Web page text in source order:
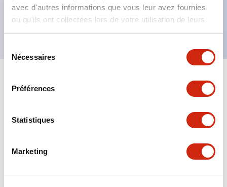
avec d'autres informations que vous leur avez fournies
ou qu'ils ont collectées lors de votre utilisation de leurs
services.
Nécessaires
Préférences
Statistiques
Marketing
de 1 000 V.
Certifié UL, CSA, VDE, conforme aux normes EN.
Spécifications Tout développer+